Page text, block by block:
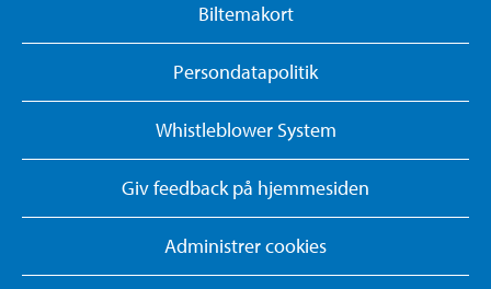
Biltemakort
Persondatapolitik
Whistleblower System
Giv feedback på hjemmesiden
Administrer cookies